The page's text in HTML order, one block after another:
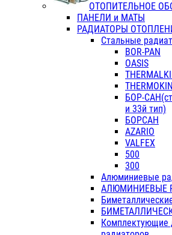
ОТОПИТЕЛЬНОЕ
ПАНЕЛИ и МАТЫ
РАДИАТОРЫ
Стальные
BOR-PAN
OASIS
БОР-
и 33й тип)
БОРСАН
AZARIO
VALFEX
500
300
Алюминиевые
АЛЮМИНИЕВЫЕ
Комплектующие